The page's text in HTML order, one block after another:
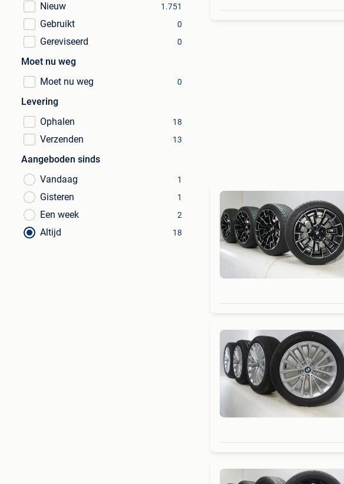
Nieuw
1.751
Gebruikt 0
Gereviseerd 0
Moet nu weg
Moet nu weg
0
Levering
Ophalen
18
Verzenden 13
Aangeboden sinds
Vandaag
1
Gisteren 1
Een week 2
Altijd 18